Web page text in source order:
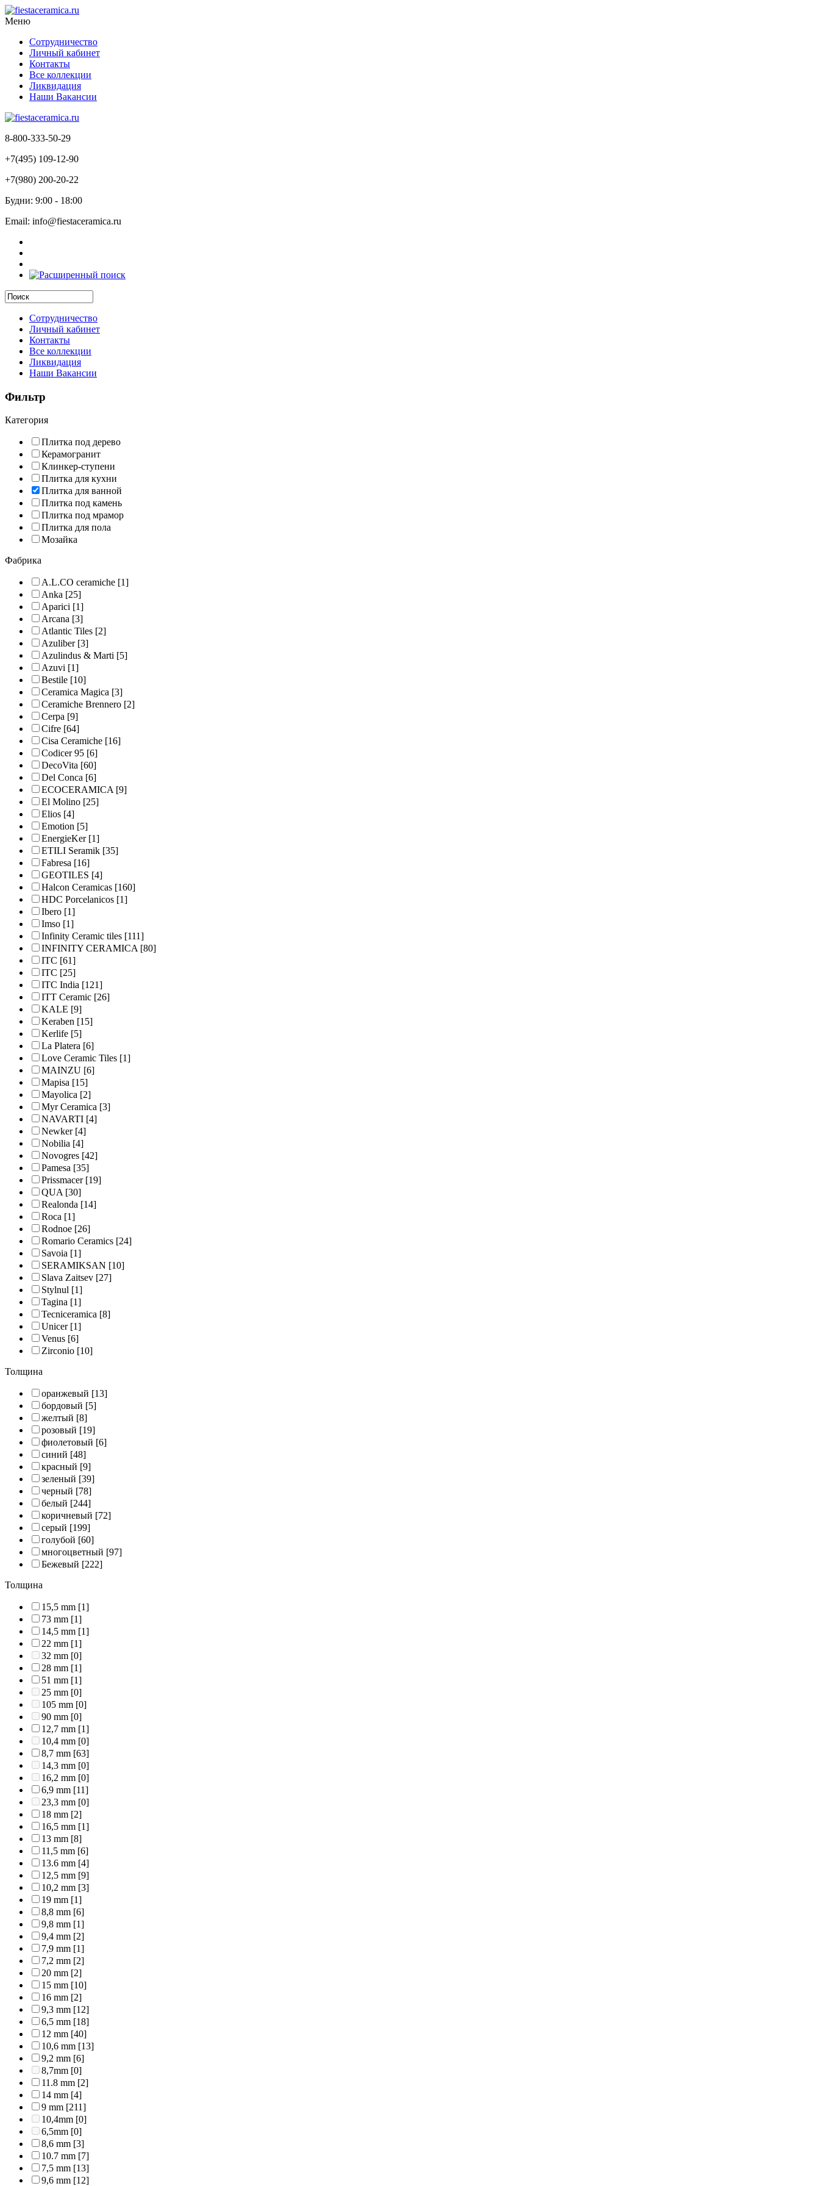
Меню
Сотрудничество
Личный кабинет
Контакты
Все коллекции
Ликвидация
Наши Вакансии
8-800-333-50-29
+7(495) 109-12-90
+7(980) 200-20-22
Будни: 9:00 - 18:00
Email: info@fiestaceramica.ru
Сотрудничество
Личный кабинет
Контакты
Все коллекции
Ликвидация
Наши Вакансии
Фильтр
Категория
Плитка под дерево
Керамогранит
Клинкер-ступени
Плитка для кухни
Плитка для ванной
Плитка под камень
Плитка под мрамор
Плитка для пола
Мозайка
Фабрика
A.L.CO ceramiche [1]
Anka [25]
Aparici [1]
Arcana [3]
Atlantic Tiles [2]
Azuliber[3]
Azulindus & Marti [5]
Azuvi [1]
Bestile [10]
Ceramica Magica [3]
Ceramiche Brennero [2]
Cerpa [9]
Cifre [64]
Cisa Ceramiche [16]
Codicer 95 [6]
DecoVita [60]
Del Conca [6]
ECOCERAMICA[9]
El Molino [25]
Elios [4]
Emotion [5]
EnergieKer[1]
ETILI Seramik [35]
Fabresa [16]
GEOTILES [4]
Halcon Ceramicas [160]
HDC Porcelanicos [1]
Ibero [1]
Imso [1]
Infinity Ceramic tiles [111]
INFINITY CERAMICA[80]
ITC [61]
ITC [25]
ITC India [121]
ITT Ceramic [26]
KALE [9]
Keraben [15]
Kerlife [5]
La Platera [6]
Love Ceramic Tiles [1]
MAINZU [6]
Mapisa [15]
Mayolica [2]
Myr Ceramica [3]
NAVARTI [4]
Newker[4]
Nobilia [4]
Novogres [42]
Pamesa [35]
Prissmacer[19]
QUA[30]
Realonda [14]
Roca [1]
Rodnoe [26]
Romario Ceramics [24]
Savoia [1]
SERAMIKSAN [10]
Slava Zaitsev [27]
Stylnul [1]
Tagina [1]
Tecniceramica [8]
Unicer[1]
Venus [6]
Zirconio [10]
Толщина
оранжевый [13]
бордовый [5]
желтый [8]
розовый [19]
фиолетовый [6]
синий [48]
красный [9]
зеленый [39]
черный [78]
белый [244]
коричневый [72]
серый [199]
голубой [60]
многоцветный [97]
Бежевый [222]
Толщина
15,5 mm [1]
73 mm [1]
14,5 mm [1]
22 mm [1]
32 mm [0]
28 mm [1]
51 mm [1]
25 mm [0]
105 mm [0]
90 mm [0]
12,7 mm [1]
10,4 mm [0]
8,7 mm [63]
14,3 mm [0]
16,2 mm [0]
6,9 mm [11]
23,3 mm [0]
18 mm [2]
16,5 mm [1]
13 mm [8]
11,5 mm [6]
13.6 mm [4]
12,5 mm [9]
10,2 mm [3]
19 mm [1]
8,8 mm [6]
9,8 mm [1]
9,4 mm [2]
7,9 mm [1]
7,2 mm [2]
20 mm [2]
15 mm [10]
16 mm [2]
9,3 mm [12]
6,5 mm [18]
12 mm [40]
10,6 mm [13]
9,2 mm [6]
8,7mm [0]
11.8 mm [2]
14 mm [4]
9 mm [211]
10,4mm [0]
6,5mm [0]
8,6 mm [3]
10.7 mm [7]
7,5 mm [13]
9,6 mm [12]